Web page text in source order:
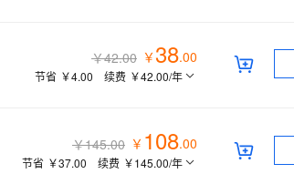
￥42.00 ￥ 38.00
节省 ￥4.00 续费 ￥42.00/年
￥145.00 ￥ 108.00
节省 ￥37.00 续费 ￥145.00/年